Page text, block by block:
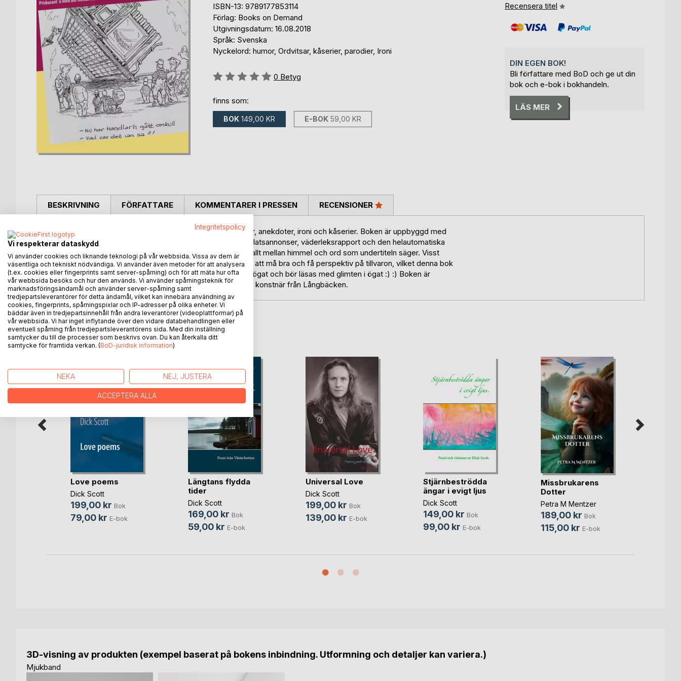
ISBN-13: 9789177853114
Förlag: Books on Demand
Utgivningsdatum: 16.08.2018
Språk: Svenska
Nyckelord: humor, Ordvitsar, kåserier, parodier, Ironi
Betyg::
0 Betyg
finns som:
BOK 149,00 KR E-BOK 59,00 KR
Recensera titel
DIN EGEN BOK!
Bli författare med BoD och ge ut din
bok och e-bok i bokhandeln.
LÄS MER
BESKRIVNING
En Rolig Diversehandel innehåller humor i form av ordvitsar, anekdoter, ironi och kåserier. Boken är uppbyggd med
avdelningar som på en diversehandel samt radannonser, platsannonser, väderleksrapport och den helautomatiska
robotavdelningen som både är aktuell och rolig. Här finns allt mellan himmel och ord som undertiteln säger. Visst
behöver vi lätta upp vardagen och släppa fram glädjen för att må bra och få perspektiv på tillvaron, vilket denna bok
är tänkt att bidra till. Dessa texter är skrivna med glimten i ögat och bör läsas med glimten i ögat :) :) Boken är
skriven av Dick Scott och illustrerad av Anders Söderlund; konstnär från Långbäcken.
FÖRFATTARE KOMMENTARER I PRESSEN RECENSIONER
ANDRA TITLAR HOSBoD
Love poems
Dick Scott
199,00 kr Bok
79,00 kr E-bok
Längtans flydda
tider
Dick Scott
169,00 kr Bok
59,00 kr E-bok
Universal Love
Dick Scott
199,00 kr Bok
139,00 kr E-bok
Stjärnbeströdda
ängar i evigt ljus
Dick Scott
149,00 kr Bok
99,00 kr E-bok
Missbrukarens
Dotter
Petra M Mentzer
189,00 kr Bok
115,00 kr E-bok
3D-visning av produkten (exempel baserat på bokens inbindning. Utformning och detaljer kan variera.)
Mjukband
Integritetspolicy
Vi respekterar dataskydd
Vi använder cookies och liknande teknologi på vår webbsida. Vissa av dem är
väsentliga och tekniskt nödvändiga. Vi använder även metoder för att analysera
(t.ex. cookies eller fingerprints samt server-spårning) och för att mäta hur ofta
vår webbsida besöks och hur den används. Vi använder spårningsteknik för
marknadsföringsändamål och använder server-spårning samt
tredjepartsleverantörer för detta ändamål, vilket kan innebära användning av
cookies, fingerprints, spårningspixlar och IP-adresser på olika enheter. Vi
bäddar även in tredjepartsinnehåll från andra leverantörer (videoplattformar) på
vår webbsida. Vi har inget inflytande över den vidare databehandlingen eller
eventuell spårning från tredjepartsleverantörens sida. Med din inställning
samtycker du till de processer som beskrivs ovan. Du kan återkalla ditt
samtycke för framtida verkan. (BoD-juridisk information)
NEKA NEJ, JUSTERA
ACCEPTERA ALLA